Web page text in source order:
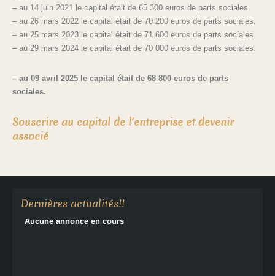
– au 14 juin 2021 le capital était de 65 300 euros de parts sociales.
– au 26 mars 2022 le capital était de 70 200 euros de parts sociales.
– au 25 mars 2023 le capital était de 71 600 euros de parts sociales.
– au 29 mars 2024 le capital était de 70 000 euros de parts sociales.
– au 09 avril 2025 le capital était de 68 800 euros de parts
sociales.
Souscrire au capital de l’entreprise et devenir
associé
Dernières actualités!!
Aucune annonce en cours